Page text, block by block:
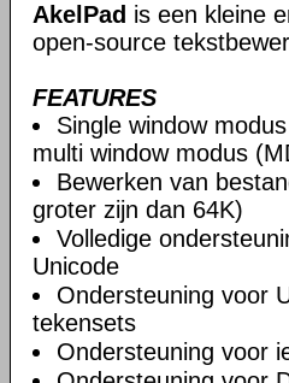
AkelPad is een kleine
open-source
FEATURES
Single window
multi window modus
Bewerken van
groter zijn dan 64K)
Volledige
Unicode
Ondersteuning voor
tekensets
Ondersteuning voor